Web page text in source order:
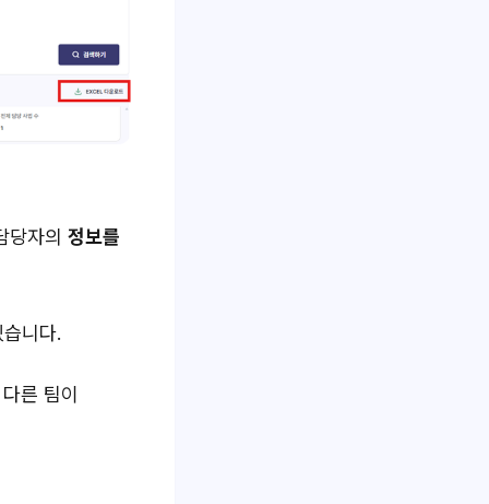
당자의 정보를
니다.
른 팀이